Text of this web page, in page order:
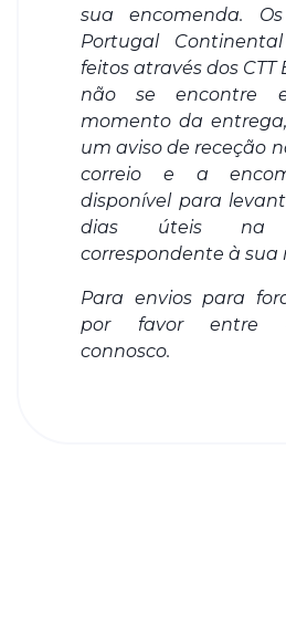
sua encomenda.
Portugal
feitos através dos CTT
não se encontre
momento da
um aviso de receção
correio e a
disponível para
dias úteis na
correspondente à sua
Para envios para
por favor entre
connosco.